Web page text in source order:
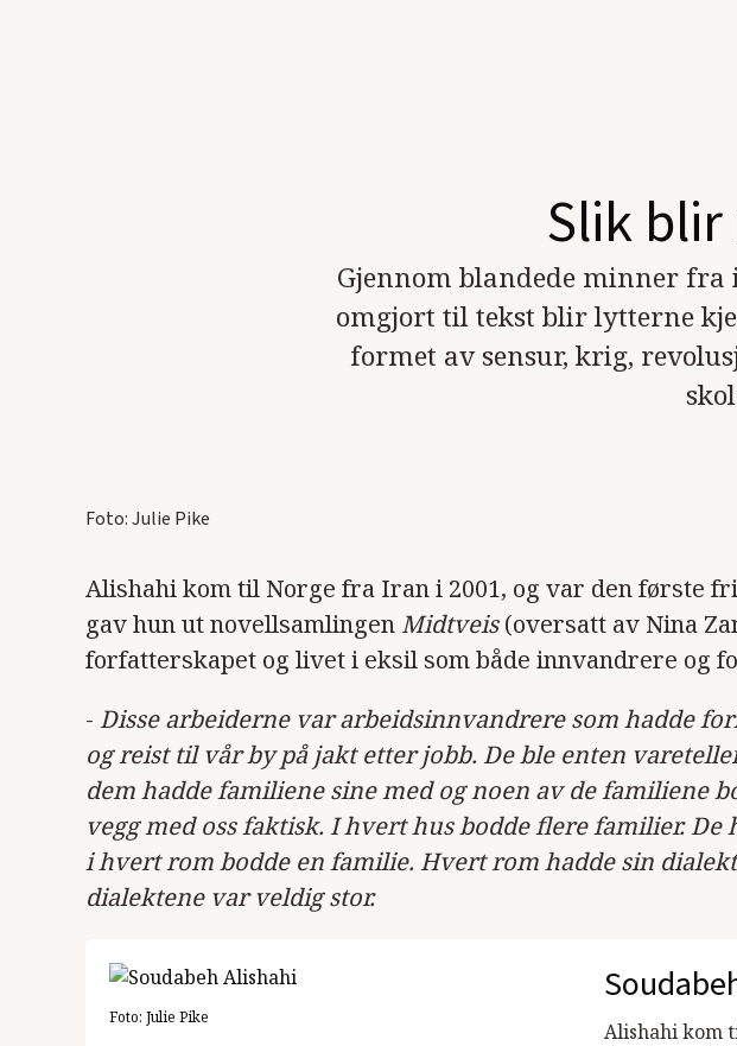
Slik
Gjennom blandede minner
omgjort til tekst blir lytterne
formet av sensur, krig,
Foto: Julie Pike
Alishahi kom til Norge fra Iran i 2001, og var den første
gav hun ut novellsamlingen Midtveis(oversatt av Nina
forfatterskapet og livet i eksil som både innvandrere og
- Disse arbeiderne var arbeidsinnvandrere som hadde
og reist til vår by på jakt etter jobb. De ble enten
dem hadde familiene sine med og noen av de familiene
vegg med oss faktisk. I hvert hus bodde flere familier. De
i hvert rom bodde en familie. Hvert rom hadde sin
dialektene var veldig stor.
Foto: Julie Pike
Alishahi kom